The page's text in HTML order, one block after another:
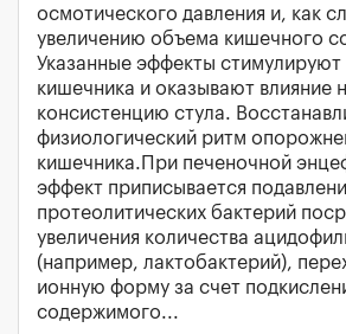
осмотического давления и, как
увеличению объема кишечного
Указанные эффекты стимулируют
кишечника и оказывают влияние
консистенцию стула.
физиологический ритм
кишечника.При печеночной
эффект приписывается
протеолитических бактерий
увеличения количества
(например, лактобактерий),
ионную форму за счет
содержимого...